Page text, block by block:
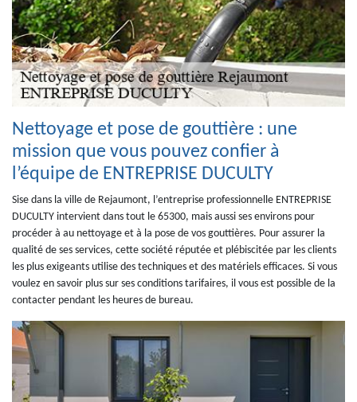
Nettoyage et pose de gouttière : une
mission que vous pouvez confier à
l’équipe de ENTREPRISE DUCULTY
Sise dans la ville de Rejaumont, l’entreprise professionnelle ENTREPRISE
DUCULTY intervient dans tout le 65300, mais aussi ses environs pour
procéder à au nettoyage et à la pose de vos gouttières. Pour assurer la
qualité de ses services, cette société réputée et plébiscitée par les clients
les plus exigeants utilise des techniques et des matériels efficaces. Si vous
voulez en savoir plus sur ses conditions tarifaires, il vous est possible de la
contacter pendant les heures de bureau.